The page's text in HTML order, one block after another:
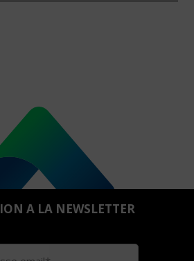
A LA NEWSLETTER